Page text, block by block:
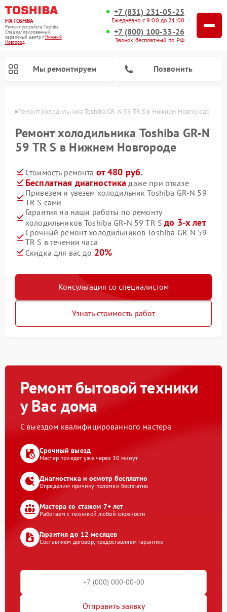
FIX-TOSHIBA
Ремонт устройств Toshiba
Специализированный
cервисный центр г.Нижний
Новгород
+7 (831) 231-05-25
Ежедневно с 9:00 до 21:00
+7 (800) 100-33-26
Звонок бесплатный по РФ
Мы ремонтируем Позвонить
Ремонт холодильника Toshiba GR-N 59 TR S в Нижнем Новгороде
Ремонт холодильника Toshiba GR-N
59 TR S в Нижнем Новгороде
Стоимость ремонта от 480 руб.
Бесплатная диагностика даже при отказе
Привезем и увезем холодильник Toshiba GR-N 59
TR S сами
Гарантия на наши работы по ремонту
холодильников Toshiba GR-N 59 TR Sдо 3-х лет
Срочный ремонт холодильников Toshiba GR-N 59
TR S в течении часа
Скидка для вас до 20%
Консультация со специалистом
Узнать стоимость работ
Ремонт бытовой техники
у Вас дома
С выездом квалифицированного мастера
Срочный выезд
Мастер приедет уже через 30 минут
Диагностика и осмотр бесплатно
Определим причину поломки бесплатно
Мастера со стажем 7+ лет
Работаем с техникой любой сложности
Гарантия до 12 месяцев
Составляем договор, предоставляем гарантию
Отправить заявку